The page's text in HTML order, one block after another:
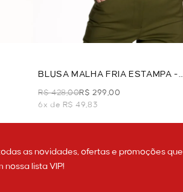
BLUSA MALHA FRIA ESTAMPA -
VERDE
R$ 428,00R$ 299,00
6x de R$ 49,83
as novidades, ofertas e promoções que
lista VIP!